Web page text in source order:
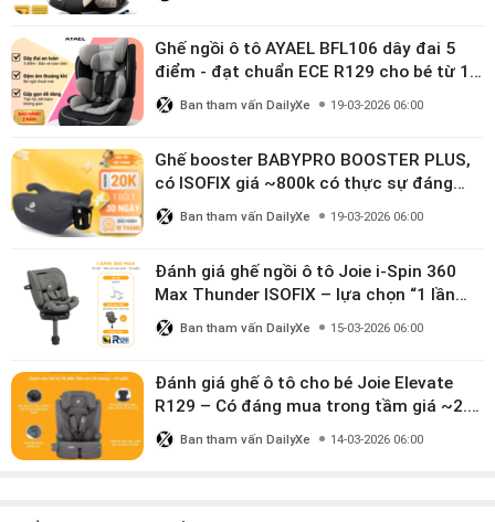
Ghế ngồi ô tô AYAEL BFL106 dây đai 5
điểm - đạt chuẩn ECE R129 cho bé từ 1–
10 tuổi
Ban tham vấn DailyXe 19-03-2026 06:00
Ghế booster BABYPRO BOOSTER PLUS,
có ISOFIX giá ~800k có thực sự đáng
mua?
Ban tham vấn DailyXe 19-03-2026 06:00
Đánh giá ghế ngồi ô tô Joie i-Spin 360
Max Thunder ISOFIX – lựa chọn “1 lần
dùng đến 12 năm” có đáng giá gần 9
triệu?
Ban tham vấn DailyXe 15-03-2026 06:00
Đánh giá ghế ô tô cho bé Joie Elevate
R129 – Có đáng mua trong tầm giá ~2.8
triệu?
Ban tham vấn DailyXe 14-03-2026 06:00